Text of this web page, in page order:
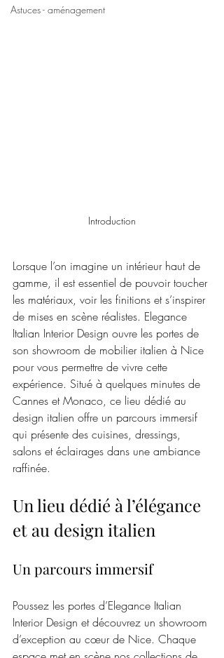
Astuces - aménagement
Introduction
Lorsque l’on imagine un intérieur haut de
gamme, il est essentiel de pouvoir toucher
les matériaux, voir les finitions et s’inspirer
de mises en scène réalistes. Elegance
Italian Interior Design ouvre les portes de
son showroom de mobilier italien à Nice
pour vous permettre de vivre cette
expérience. Situé à quelques minutes de
Cannes et Monaco, ce lieu dédié au
design italien offre un parcours immersif
qui présente des cuisines, dressings,
salons et éclairages dans une ambiance
raffinée.
Un lieu dédié à l’élégance
et au design italien
Un parcours immersif
Poussez les portes d’Elegance Italian
Interior Design et découvrez un showroom
d’exception au cœur de Nice. Chaque